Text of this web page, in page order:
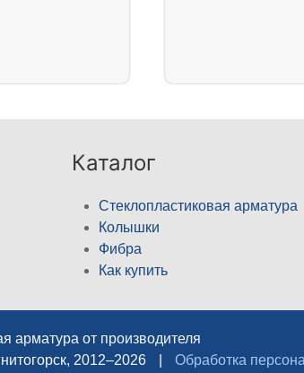
Каталог
Стеклопластиковая арматура
Колышки
Фибра
Как купить
арматура от производителя
2012–2026
Обработка